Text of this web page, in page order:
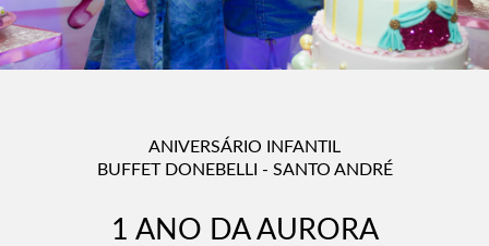
ANIVERSÁRIO INFANTIL
BUFFET DONEBELLI - SANTO ANDRÉ
1 ANO DA AURORA